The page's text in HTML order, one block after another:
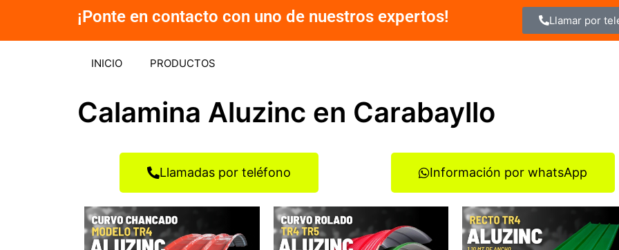
contenido
¡Ponte en contacto con uno de nuestros expertos! Llamar por
INICIO PRODUCTOS
Calamina Aluzinc en Carabayllo
Llamadas por teléfono Información por whatsApp